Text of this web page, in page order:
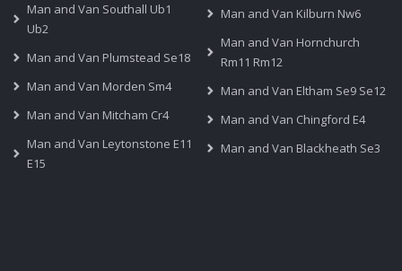
Man and Van Southall Ub1
Ub2
Man and Van Plumstead Se18
Man and Van Morden Sm4
Man and Van Mitcham Cr4
Man and Van Leytonstone E11
E15
Man and Van Kilburn Nw6
Man and Van Hornchurch
Rm11 Rm12
Man and Van Eltham Se9 Se12
Man and Van Chingford E4
Man and Van Blackheath Se3